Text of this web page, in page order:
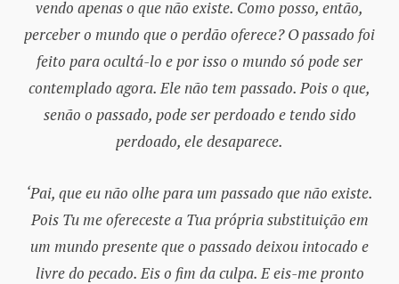
vendo apenas o que não existe. Como posso, então,
perceber o mundo que o perdão oferece? O passado foi
feito para ocultá-lo e por isso o mundo só pode ser
contemplado agora. Ele não tem passado. Pois o que,
senão o passado, pode ser perdoado e tendo sido
perdoado, ele desaparece.
‘Pai, que eu não olhe para um passado que não existe.
Pois Tu me ofereceste a Tua própria substituição em
um mundo presente que o passado deixou intocado e
livre do pecado. Eis o fim da culpa. E eis-me pronto